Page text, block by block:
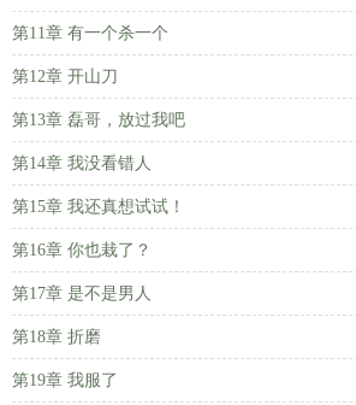
第11章 有一个杀一个
第12章 开山刀
第13章 磊哥，放过我吧
第14章 我没看错人
第15章 我还真想试试！
第16章 你也栽了？
第17章 是不是男人
第18章 折磨
第19章 我服了